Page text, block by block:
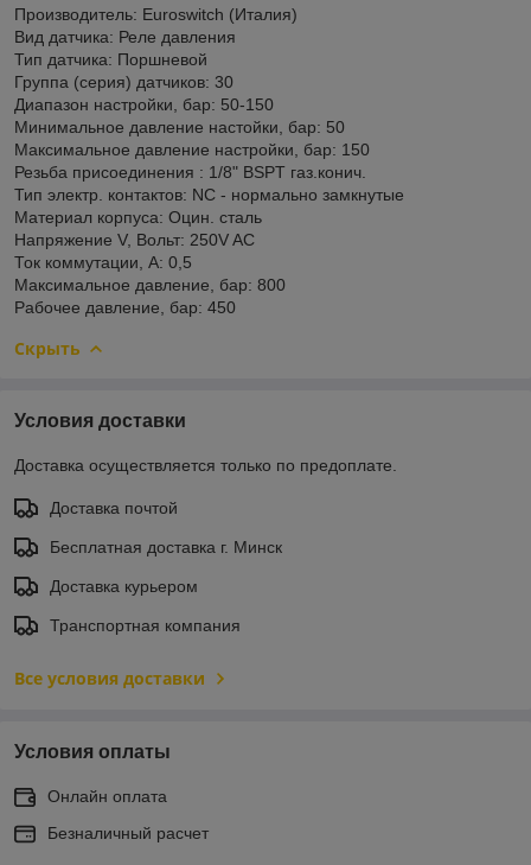
Производитель: Euroswitch (Италия)
Вид датчика: Реле давления
Тип датчика: Поршневой
Группа (серия) датчиков: 30
Диапазон настройки, бар: 50-150
Минимальное давление настойки, бар: 50
Максимальное давление настройки, бар: 150
Резьба присоединения : 1/8" BSPT газ.конич.
Тип электр. контактов: NC - нормально замкнутые
Материал корпуса: Оцин. сталь
Напряжение V, Вольт: 250V AC
Ток коммутации, А: 0,5
Максимальное давление, бар: 800
Рабочее давление, бар: 450
Скрыть
Условия доставки
Доставка осуществляется только по предоплате.
Доставка почтой
Бесплатная доставка г. Минск
Доставка курьером
Транспортная компания
Все условия доставки
Условия оплаты
Онлайн оплата
Безналичный расчет